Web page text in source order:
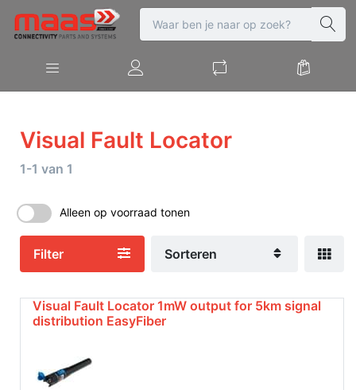
Visual Fault Locator
1-1 van 1
Alleen op voorraad tonen
Filter Sorteren
Visual Fault Locator 1mW output for 5km signal
distribution EasyFiber